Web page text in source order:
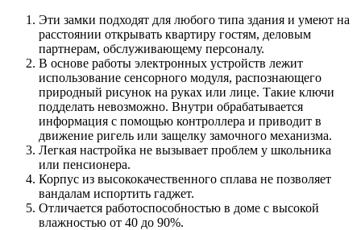
Эти замки подходят для любого типа здания и умеют на
расстоянии открывать квартиру гостям, деловым
партнерам, обслуживающему персоналу.
В основе работы электронных устройств лежит
использование сенсорного модуля, распознающего
природный рисунок на руках или лице. Такие ключи
подделать невозможно. Внутри обрабатывается
информация с помощью контроллера и приводит в
движение ригель или защелку замочного механизма.
Легкая настройка не вызывает проблем у школьника
или пенсионера.
Корпус из высококачественного сплава не позволяет
вандалам испортить гаджет.
Отличается работоспособностью в доме с высокой
влажностью от 40 до 90%.